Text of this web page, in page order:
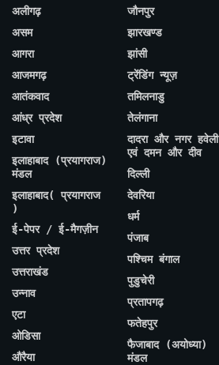
अलीगढ़
असम
आगरा
आजमगढ़
आतंकवाद
आंध्र प्रदेश
इटावा
इलाहाबाद (प्रयागराज)
मंडल
इलाहाबाद( प्रयागराज
)
ई-पेपर / ई-मैगज़ीन
उत्तर प्रदेश
उत्तराखंड
उन्नाव
एटा
ओडिसा
औरैया
जौनपुर
झारखण्ड
झांसी
ट्रेंडिंग न्यूज़
तमिलनाडु
तेलंगाना
दादरा और नगर हवेली
एवं दमन और दीव
दिल्ली
देवरिया
धर्म
पंजाब
पश्चिम बंगाल
पुडुचेरी
प्रतापगढ़
फतेहपुर
फैजाबाद (अयोध्या)
मंडल